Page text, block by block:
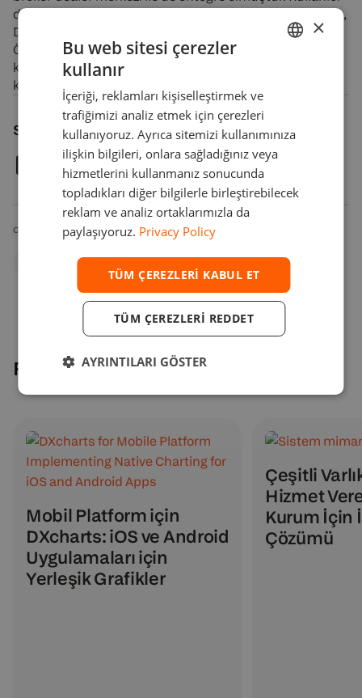
deneyiminde en iyi düzeyin elde edilebilmesini teminen,
Devexperts tarafından yeni özellikler geliştirilmiştir:
Özelleştirilebilen kumanda paneli ve widget’lar, ortak
kullanılan uyarı servisi, ileri düzey bilgi arama işlevi ve
konu bazlı yardım işlevi.
Share article
CATEGORIES
Servet Yönetim Şirketi
Related cases
Mobil Platform için
DXcharts: iOS ve Android
Uygulamaları için
Yerleşik Grafikler
Çeşitli
Hizmet
Kurum İçin
Çözümü
SPANISH
×
Bu web sitesi çerezler
kullanır
İçeriği, reklamları kişiselleştirmek ve
trafiğimizi analiz etmek için çerezleri
kullanıyoruz. Ayrıca sitemizi kullanımınıza
ilişkin bilgileri, onlara sağladığınız veya
hizmetlerini kullanmanız sonucunda
topladıkları diğer bilgilerle birleştirebilecek
reklam ve analiz ortaklarımızla da
paylaşıyoruz. Privacy Policy
TÜM ÇEREZLERI KABUL ET
TÜM ÇEREZLERI REDDET
AYRINTILARI GÖSTER